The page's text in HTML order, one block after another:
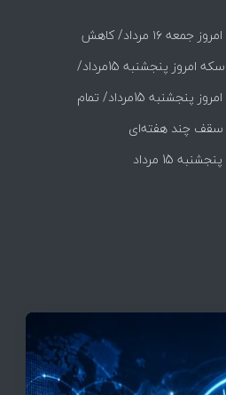
قیمت طلا و سکه امروز جمعه ۱۶ مرداد/ کاهش
جزییات
قیمت طلا، دلار و سکه امروز پنجشنبه 15مرداد/
جدول
قیمت طلا و سکه امروز پنجشنبه 15مرداد/ تمام
+ جدول
سقف چند هفته‌ای
15 مرداد